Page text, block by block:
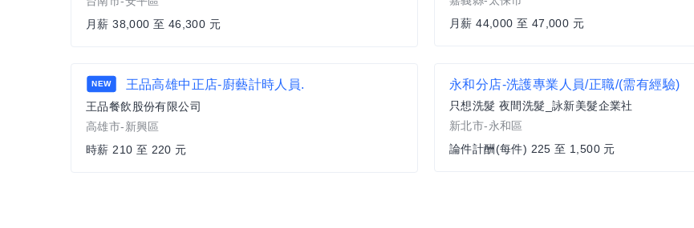
月薪 38,000 至 46,300 元
月薪 44,000 至 47,000 元
NEW 王品高雄中正店-廚藝計時人員.
王品餐飲股份有限公司
高雄市-新興區
時薪 210 至 220 元
永和分店-洗護專業人員/正職/(需有經驗)
只想洗髮 夜間洗髮_詠新美髮企業社
新北市-永和區
論件計酬(每件) 225 至 1,500 元